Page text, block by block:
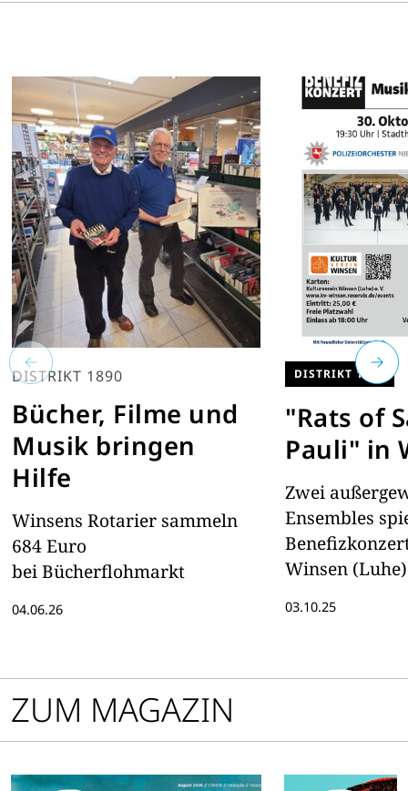
DISTRIKT 1890
Bücher, Filme und
Musik bringen
Hilfe
Winsens Rotarier sammeln
684 Euro
bei Bücherflohmarkt
04.06.26
DISTRIKT 1890
"Rats of
Pauli" in
Zwei
Ensembles
Winsen
"Rats of
03.10.25
ZUM MAGAZIN